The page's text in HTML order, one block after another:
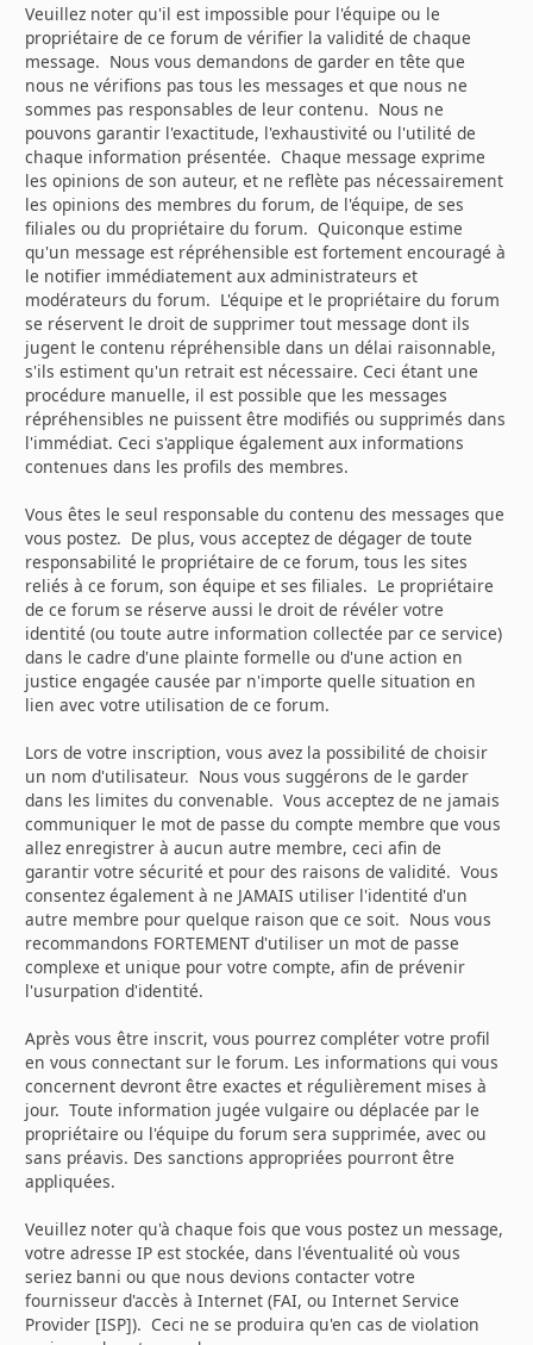
Veuillez noter qu'il est impossible pour l'équipe ou le
propriétaire de ce forum de vérifier la validité de chaque
message. Nous vous demandons de garder en tête que
nous ne vérifions pas tous les messages et que nous ne
sommes pas responsables de leur contenu. Nous ne
pouvons garantir l'exactitude, l'exhaustivité ou l'utilité de
chaque information présentée. Chaque message exprime
les opinions de son auteur, et ne reflète pas nécessairement
les opinions des membres du forum, de l'équipe, de ses
filiales ou du propriétaire du forum. Quiconque estime
qu'un message est répréhensible est fortement encouragé à
le notifier immédiatement aux administrateurs et
modérateurs du forum. L'équipe et le propriétaire du forum
se réservent le droit de supprimer tout message dont ils
jugent le contenu répréhensible dans un délai raisonnable,
s'ils estiment qu'un retrait est nécessaire. Ceci étant une
procédure manuelle, il est possible que les messages
répréhensibles ne puissent être modifiés ou supprimés dans
l'immédiat. Ceci s'applique également aux informations
contenues dans les profils des membres.
Vous êtes le seul responsable du contenu des messages que
vous postez. De plus, vous acceptez de dégager de toute
responsabilité le propriétaire de ce forum, tous les sites
reliés à ce forum, son équipe et ses filiales. Le propriétaire
de ce forum se réserve aussi le droit de révéler votre
identité (ou toute autre information collectée par ce service)
dans le cadre d'une plainte formelle ou d'une action en
justice engagée causée par n'importe quelle situation en
lien avec votre utilisation de ce forum.
Lors de votre inscription, vous avez la possibilité de choisir
un nom d'utilisateur. Nous vous suggérons de le garder
dans les limites du convenable. Vous acceptez de ne jamais
communiquer le mot de passe du compte membre que vous
allez enregistrer à aucun autre membre, ceci afin de
garantir votre sécurité et pour des raisons de validité. Vous
consentez également à ne JAMAIS utiliser l'identité d'un
autre membre pour quelque raison que ce soit. Nous vous
recommandons FORTEMENT d'utiliser un mot de passe
complexe et unique pour votre compte, afin de prévenir
l'usurpation d'identité.
Après vous être inscrit, vous pourrez compléter votre profil
en vous connectant sur le forum. Les informations qui vous
concernent devront être exactes et régulièrement mises à
jour. Toute information jugée vulgaire ou déplacée par le
propriétaire ou l'équipe du forum sera supprimée, avec ou
sans préavis. Des sanctions appropriées pourront être
appliquées.
Veuillez noter qu'à chaque fois que vous postez un message,
votre adresse IP est stockée, dans l'éventualité où vous
seriez banni ou que nous devions contacter votre
fournisseur d'accès à Internet (FAI, ou Internet Service
Provider [ISP]). Ceci ne se produira qu'en cas de violation